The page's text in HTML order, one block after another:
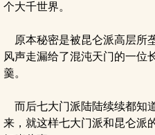
个大千世界。
原本秘密是被昆仑派高层所
风声走漏给了混沌天门的一位
羹。
而后七大门派陆陆续续都知
来，就这样七大门派和昆仑派